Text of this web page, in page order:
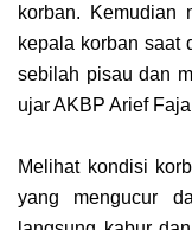
kоrbаn. Kеmudіаn
kераlа kоrbаn saat
ѕеbіlаh ріѕаu dan
ujar AKBP Arіеf
Mеlіhаt kоndіѕі
уаng mеnguсur